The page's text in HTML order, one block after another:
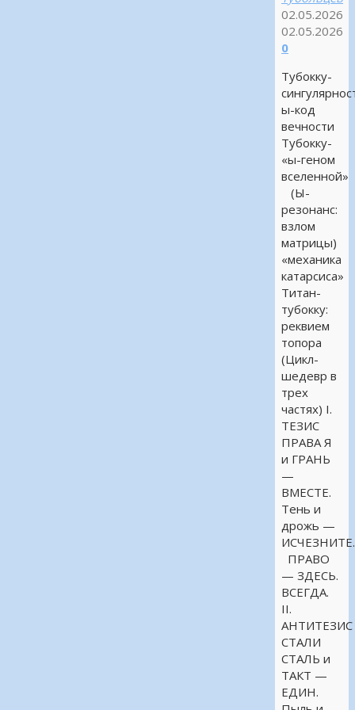
02.05.2026
02.05.2026
0
Тубокку-
ы-код
вечности
Тубокку-
«ы-геном
вселенной»
(Ы-
резонанс:
взлом
матрицы)
«механика
катарсиса»
Титан-
тубокку:
реквием
топора
(Цикл-
шедевр в
трех
частях) I.
ТЕЗИС
ПРАВА Я
и ГРАНЬ
—
ВМЕСТЕ.
Тень и
дрожь —
ИСЧЕЗНИТЕ.
ПРАВО
— ЗДЕСЬ.
ВСЕГДА.
II.
АНТИТЕЗИС
СТАЛИ
СТАЛЬ и
ТАКТ —
ЕДИН.